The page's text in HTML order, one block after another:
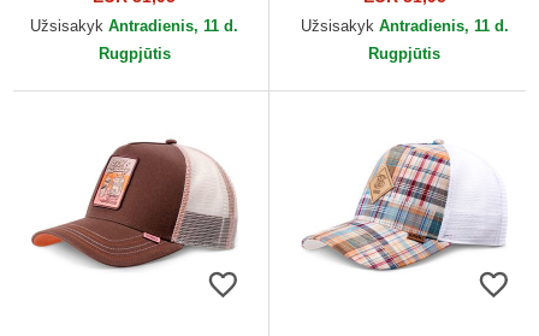
Užsisakyk Antradienis, 11 d.
Rugpjūtis
Užsisakyk Antradienis, 11 d.
Rugpjūtis